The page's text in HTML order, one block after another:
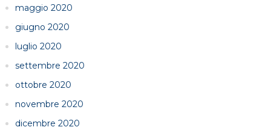
maggio 2020
giugno 2020
luglio 2020
settembre 2020
ottobre 2020
novembre 2020
dicembre 2020